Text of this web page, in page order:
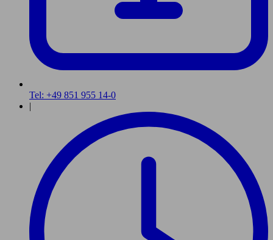
Tel: +49 851 955 14-0
|